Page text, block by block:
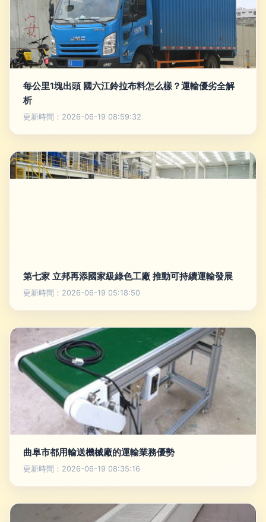
每公里1塊出頭 國六江鈴拉布料怎么樣？運輸優劣全解
析
更新時間：2026-06-19 08:59:32
第七家 立邦再添國家級綠色工廠 推動可持續運輸發展
更新時間：2026-06-19 05:18:50
曲阜市都用輸送機械廠的運輸業務優勢
更新時間：2026-06-19 08:35:16